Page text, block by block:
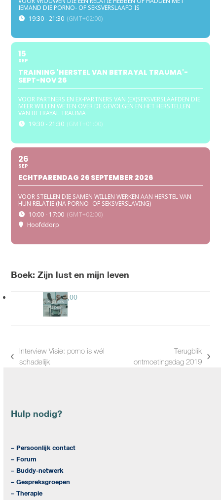
IEMAND DIE PORNO- OF SEKSVERSLAAFD IS
19:30 - 21:30 (GMT+02:00)
15
SEP
TRAINING 'HERSTEL VAN BETRAYAL TRAUMA'-
SEPT-NOV 26
VOOR PARTNERS EN EX-PARTNERS VAN (EX)SEKSVERSLAAFDEN DIE
MEER WILLEN WETEN OVER DE GEVOLGEN EN HET HERSTELLEN
VAN BETRAYAL TRAUMA
19:30 - 21:30 (GMT+01:00)
26
SEP
ECHTPARENDAG 26 SEPTEMBER 2026
VOOR STELLEN DIE SAMEN WILLEN WERKEN AAN HERSTEL VAN
HUN RELATIE (NA PORNO- OF SEKSVERSLAVING)
10:00 - 17:00 (GMT+02:00)
Hoofddorp
Boek: Zijn lust en mijn leven
Gift €30,00
previous
Interview Visie: porno is wél
schadelijk
next
Terugblik
ontmoetingsdag 2019
Hulp nodig?
– Persoonlijk contact
– Forum
– Buddy-netwerk
– Gespreksgroepen
– Therapie